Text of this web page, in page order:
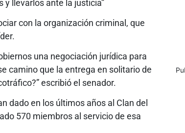
llevarlos ante la justicia”
con la organización criminal, que
una negociación jurídica para
camino que la entrega en solitario de
escribió el senador.
dado en los últimos años al Clan del
570 miembros al servicio de esa